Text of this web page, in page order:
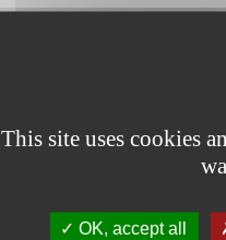
This site uses cookies
OK, accept all